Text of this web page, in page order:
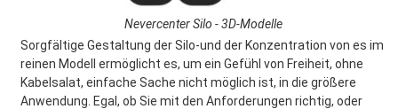
Nevercenter Silo - 3D-Modelle
Sorgfältige Gestaltung der Silo-und der Konzentration von es im
reinen Modell ermöglicht es, um ein Gefühl von Freiheit, ohne
Kabelsalat, einfache Sache nicht möglich ist, in die größere
Anwendung. Egal, ob Sie mit den Anforderungen richtig, oder